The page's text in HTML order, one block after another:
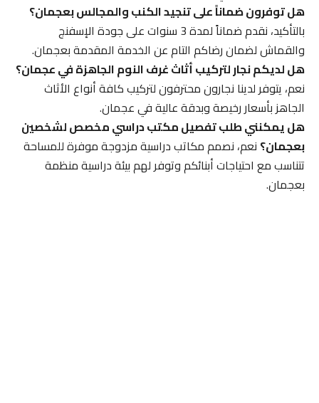
هل توفرون ضماناً على تنجيد الكنب والمجالس بعجمان؟
بالتأكيد، نقدم ضماناً لمدة 3 سنوات على جودة الإسفنج
والقماش لضمان رضاكم التام عن الخدمة المقدمة بعجمان.
هل لديكم نجار لتركيب أثاث غرف النوم الجاهزة في عجمان؟
نعم، يتوفر لدينا نجارون محترفون لتركيب كافة أنواع الأثاث
الجاهز بأسعار رخيصة وبدقة عالية في عجمان.
هل يمكنني طلب تفصيل مكتب دراسي مخصص لشخصين
بعجمان؟نعم، نصمم مكاتب دراسية مزدوجة موفرة للمساحة
تتناسب مع احتياجات أبنائكم وتوفر لهم بيئة دراسية منظمة
بعجمان.